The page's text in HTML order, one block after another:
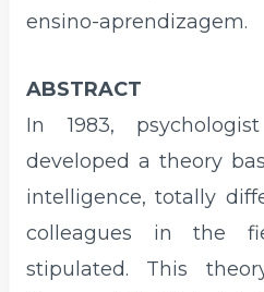
ensino-aprendizagem.
ABSTRACT
In 1983,
developed a theory
intelligence, totally
colleagues in the
stipulated. This